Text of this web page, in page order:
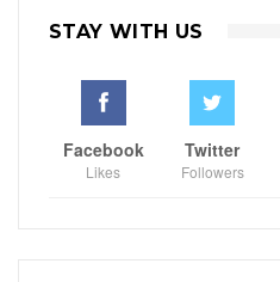
STAY WITH US
Facebook
Likes
Twitter
Followers